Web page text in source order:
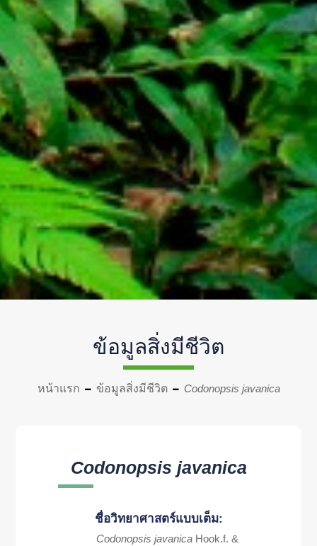
ข้อมูลสิ่งมีชีวิต
หน้าแรก ข้อมูลสิ่งมีชีวิต Codonopsis javanica
Codonopsis javanica
ชื่อวิทยาศาสตร์แบบเต็ม:
Codonopsis javanica Hook.f. &